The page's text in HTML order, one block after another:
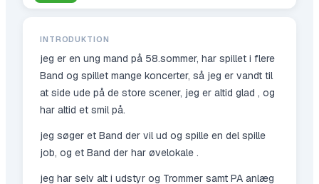
INTRODUKTION
jeg er en ung mand på 58.sommer, har spillet i flere
Band og spillet mange koncerter, så jeg er vandt til
at side ude på de store scener, jeg er altid glad , og
har altid et smil på.
jeg søger et Band der vil ud og spille en del spille
job, og et Band der har øvelokale .
jeg har selv alt i udstyr og Trommer samt PA anlæg